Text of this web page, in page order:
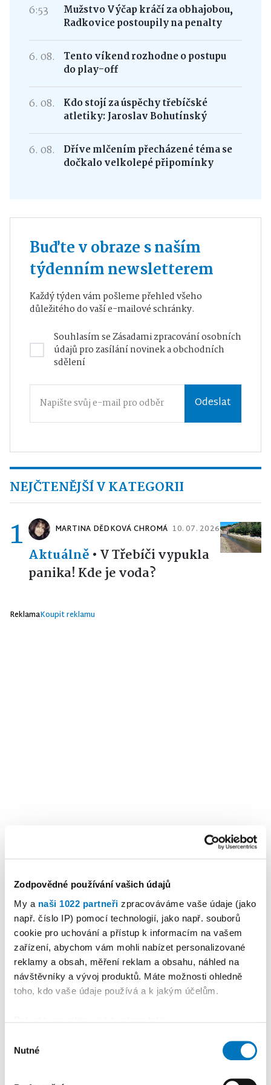
Zodpovědné používání vašich údajů
My a naši 1022 partneři zpracováváme vaše údaje (jako
např. číslo IP) pomocí technologií, jako např. souborů
cookie pro uchování a přístup k informacím na vašem
zařízení, abychom vám mohli nabízet personalizované
reklamy a obsah, měření reklam a obsahu, náhled na
návštěvníky a vývoj produktů. Máte možnosti ohledně
toho, kdo vaše údaje používá a k jakým účelům.
poloze, které mohou být přesné na několik metrů
skenování pro konkrétní charakteristiky (otisk prstu)
souhlasu
Nutné
6:53
Mužstvo Výčap kráčí za obhajobou,
Radkovice postoupily na penalty
6. 08.
Tento víkend rozhodne o postupu
do play-off
6. 08.
Kdo stojí za úspěchy třebíčské
atletiky: Jaroslav Bohutínský
6. 08.
Dříve mlčením přecházené téma se
dočkalo velkolepé připomínky
Buďte v obraze s naším
týdenním newsletterem
Každý týden vám pošleme přehled všeho
důležitého do vaší e-mailové schránky.
Souhlasím seZásadami zpracování osobních
údajůpro zasílání novinek a obchodních
sdělení
Odeslat
NEJČTENĚJŠÍ V KATEGORII
1 MARTINA DĚDKOVÁ CHROMÁ 10. 07. 2026
Aktuálně • V Třebíči vypukla
panika! Kde je voda?
ReklamaKoupit reklamu
KALENDÁŘ AKCÍ Další